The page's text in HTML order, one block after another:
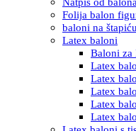
Folija balon
baloni na štapiću
Latex baloni
Baloni za
Latex
Latex
Latex
Latex
Latex